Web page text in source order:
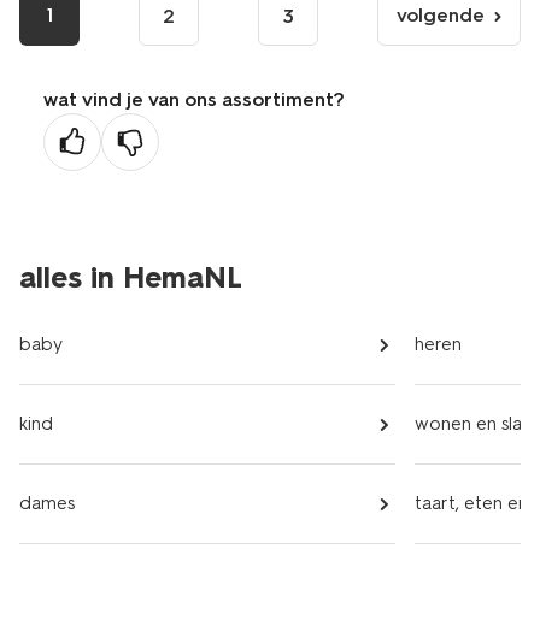
1 2 3
volgende
pagina
volgende
wat vind je van ons assortiment?
alles in HemaNL
baby
kind
dames
heren
wonen en
taart, eten en